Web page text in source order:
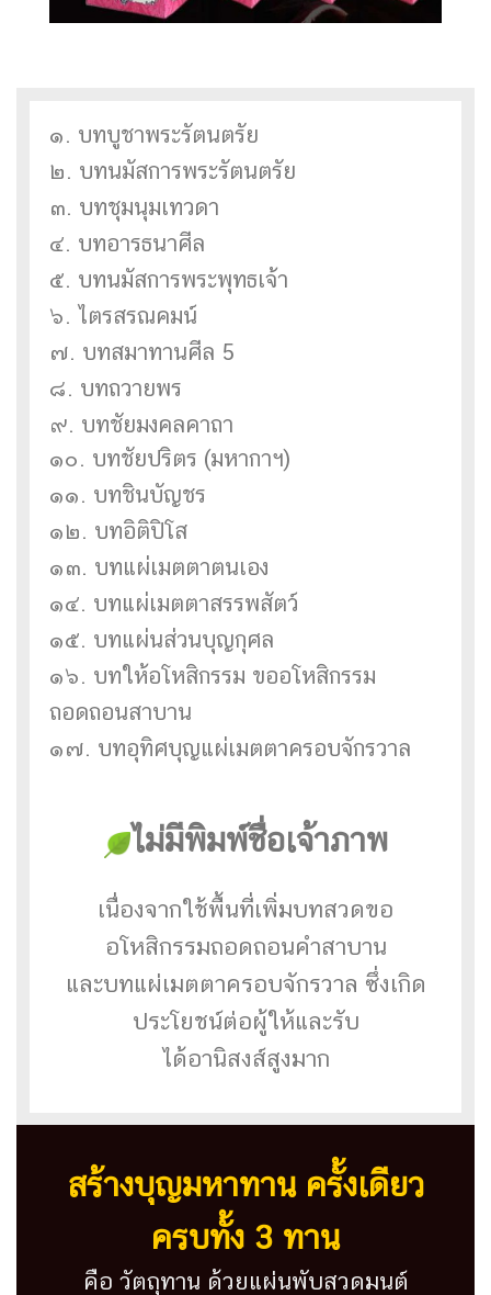
๑. บทบูชาพระรัตนตรัย
๒. บทนมัสการพระรัตนตรัย
๓. บทชุมนุมเทวดา
๔. บทอารธนาศีล
๕. บทนมัสการพระพุทธเจ้า
๖. ไตรสรณคมน์
๗. บทสมาทานศีล 5
๘. บทถวายพร
๙. บทชัยมงคลคาถา
๑๐. บทชัยปริตร (มหากาฯ)
๑๑. บทชินบัญชร
๑๒. บทอิติปิโส
๑๓. บทแผ่เมตตาตนเอง
๑๔. บทแผ่เมตตาสรรพสัตว์
๑๕. บทแผ่นส่วนบุญกุศล
๑๖. บทให้อโหสิกรรม ขออโหสิกรรม
ถอดถอนสาบาน
๑๗. บทอุทิศบุญแผ่เมตตาครอบจักรวาล
ไม่มีพิมพ์ชื่อเจ้าภาพ
เนื่องจากใช้พื้นที่เพิ่มบทสวดขอ
อโหสิกรรมถอดถอนคำสาบาน
และบทแผ่เมตตาครอบจักรวาล ซึ่งเกิด
ประโยชน์ต่อผู้ให้และรับ
ได้อานิสงส์สูงมาก
สร้างบุญมหาทาน ครั้งเดียว
ครบทั้ง 3 ทาน
คือ วัตถุทาน ด้วยแผ่นพับสวดมนต์